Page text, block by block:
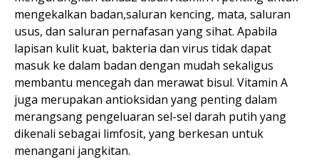
mengekalkan badan,saluran kencing, mata, saluran
usus, dan saluran pernafasan yang sihat. Apabila
lapisan kulit kuat, bakteria dan virus tidak dapat
masuk ke dalam badan dengan mudah sekaligus
membantu mencegah dan merawat bisul. Vitamin A
juga merupakan antioksidan yang penting dalam
merangsang pengeluaran sel-sel darah putih yang
dikenali sebagai limfosit, yang berkesan untuk
menangani jangkitan.